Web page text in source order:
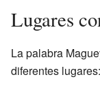
Lugares
La palabra
diferentes lugares: